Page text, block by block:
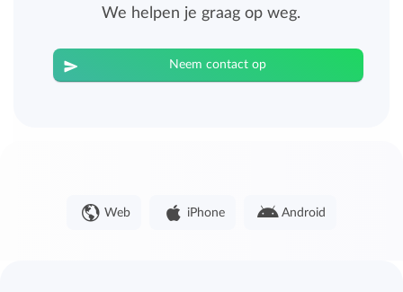
We helpen je graag op weg.
Neem contact op
Web iPhone Android